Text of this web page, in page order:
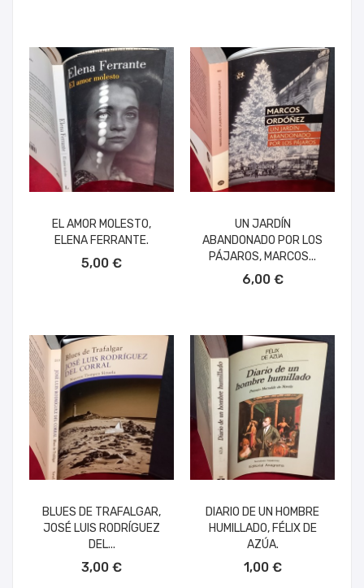
EL AMOR MOLESTO,
ELENA FERRANTE.
5,00 €
UN JARDÍN
ABANDONADO POR LOS
PÁJAROS, MARCOS...
6,00 €
BLUES DE TRAFALGAR,
JOSÉ LUIS RODRÍGUEZ
DEL...
3,00 €
DIARIO DE UN HOMBRE
HUMILLADO, FÉLIX DE
AZÚA.
1,00 €